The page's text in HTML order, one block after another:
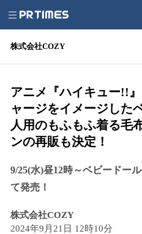
株式会社COZY
アニメ『ハイキュー!!
ャージをイメージした
人用のもふもふ着る毛
ンの再販も決定！
9/25(水)昼12時～ベビードー
て発売！
株式会社COZY
2024年9月21日 12時10分